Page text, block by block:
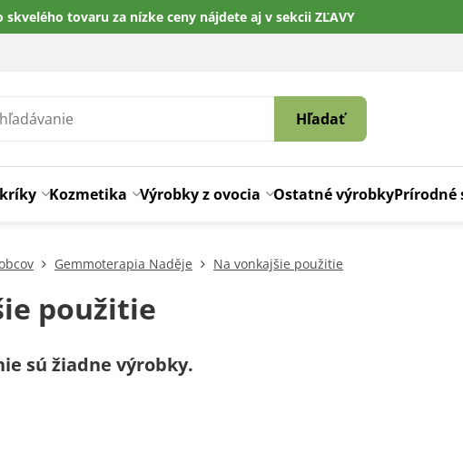
skvelého tovaru za nízke ceny nájdete aj v sekcii ZĽAVY
Hľadať
Kozmetika Výrobky z ovocia Ostatné výrobkyPrírodné
Gemmoterapia Naděje Na vonkajšie použitie
použitie